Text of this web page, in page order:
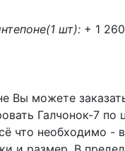
шт): + 1
Вы можете
Галчонок-7 по
что необходимо -